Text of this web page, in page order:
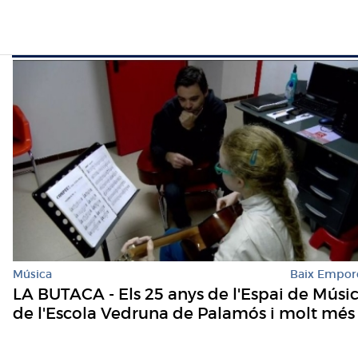
Música Baix
LA BUTACA - Els 25 anys de l'Espai de
de l'Escola Vedruna de Palamós i molt més